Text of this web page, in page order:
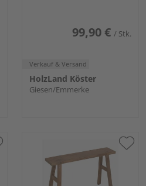
99,90 € / Stk.
Verkauf & Versand
HolzLand Köster
Giesen/Emmerke